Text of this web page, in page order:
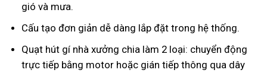
gió và mưa.
Cấu tạo đơn giản dễ dàng lắp đặt trong hệ thống.
Quạt hút gí nhà xưởng chia làm 2 loại: chuyển động
trực tiếp bằng motor hoặc gián tiếp thông qua dây